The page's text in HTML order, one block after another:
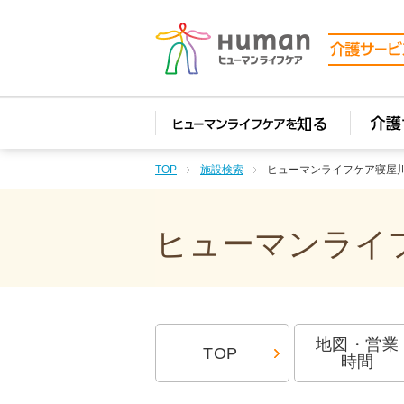
TOP 施設検索 ヒューマンライフケア寝屋
ヒューマンライ
TOP
地図・営業
時間